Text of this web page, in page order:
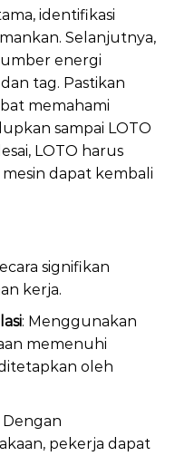
identifikasi
Selanjutnya,
energi
tag. Pastikan
memahami
sampai LOTO
LOTO harus
dapat kembali
signifikan
kerja.
: Menggunakan
memenuhi
oleh
Dengan
pekerja dapat